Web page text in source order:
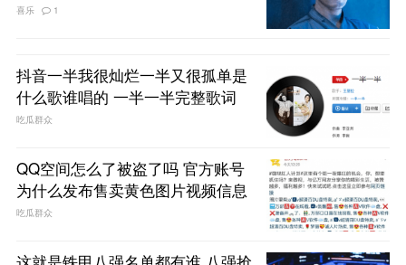
喜乐 1
抖音一半我很灿烂一半又很孤单是
什么歌谁唱的 一半一半完整歌词
吃瓜群众
QQ空间怎么了被盗了吗 官方账号
为什么发布售卖黄色图片视频信息
吃瓜群众